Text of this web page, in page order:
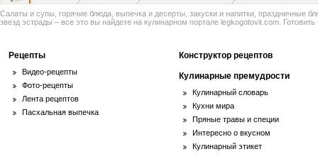
Салаты и супы, горячие блюда, выпечка и десерты, закуски и напитки, праздничные
звезд эстрады – все это вы найдете на кулинарном портале legkogotovit.com. Готовить
Рецепты
Видео-рецепты
Фото-рецепты
Лента рецептов
Пасхальная выпечка
Конструктор рецептов
Кулинарные премудрости
Кулинарный словарь
Кухни мира
Пряные травы и специи
Интересно о вкусном
Кулинарный этикет